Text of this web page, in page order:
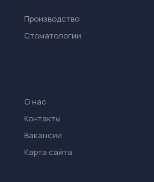
Производство
Стоматологии
О нас
Контакты
Вакансии
Карта сайта